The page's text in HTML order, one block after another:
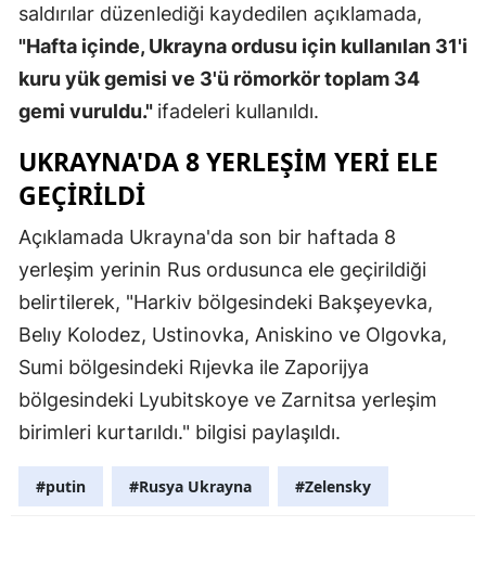
Ardahan
Iğdır
Karabük
Düzce
saldırılar düzenlediği kaydedilen açıklamada,
"Hafta içinde, Ukrayna ordusu için kullanılan 31'i
kuru yük gemisi ve 3'ü römorkör toplam 34
gemi vuruldu." ifadeleri kullanıldı.
UKRAYNA'DA 8 YERLEŞIM YERI ELE
GEÇIRILDI
Açıklamada Ukrayna'da son bir haftada 8
yerleşim yerinin Rus ordusunca ele geçirildiği
belirtilerek, "Harkiv bölgesindeki Bakşeyevka,
Belıy Kolodez, Ustinovka, Aniskino ve Olgovka,
Sumi bölgesindeki Rıjevka ile Zaporijya
bölgesindeki Lyubitskoye ve Zarnitsa yerleşim
birimleri kurtarıldı." bilgisi paylaşıldı.
#putin #Rusya Ukrayna #Zelensky